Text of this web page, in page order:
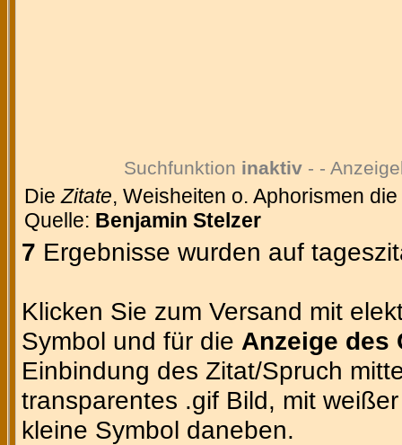
Suchfunktion inaktiv - -
DieZitate, Weisheiten o. Aphorismen
Quelle: Benjamin Stelzer
7 Ergebnisse wurden auf
Klicken Sie zum Versand mit
Symbol und für die Anzeige des
Einbindung des Zitat/Spruch
transparentes .gif Bild, mit
kleine Symbol daneben.